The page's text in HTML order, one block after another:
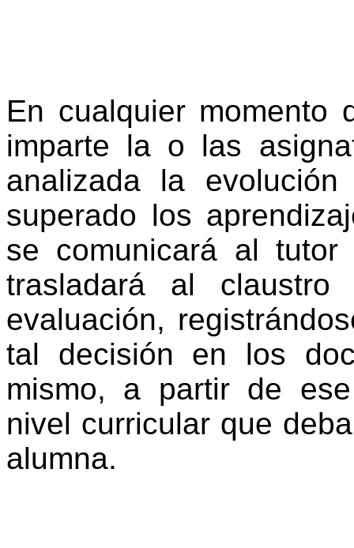
En cualquier momento
imparte la o las
analizada la
superado los
se comunicará al
trasladará al
evaluación,
tal decisión en los
mismo, a partir de
nivel curricular que
alumna.